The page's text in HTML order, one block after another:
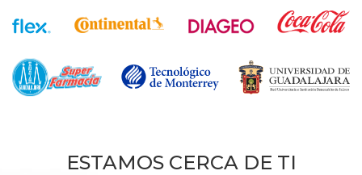
ESTAMOS CERCA DE TI